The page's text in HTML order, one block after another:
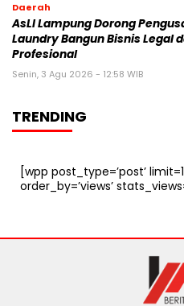
Daerah
AsLI Lampung Dorong
Laundry Bangun Bisnis Legal
Profesional
Senin, 3 Agu 2026 - 12:58 WIB
TRENDING
[wpp post_type=’post’
order_by=’views’